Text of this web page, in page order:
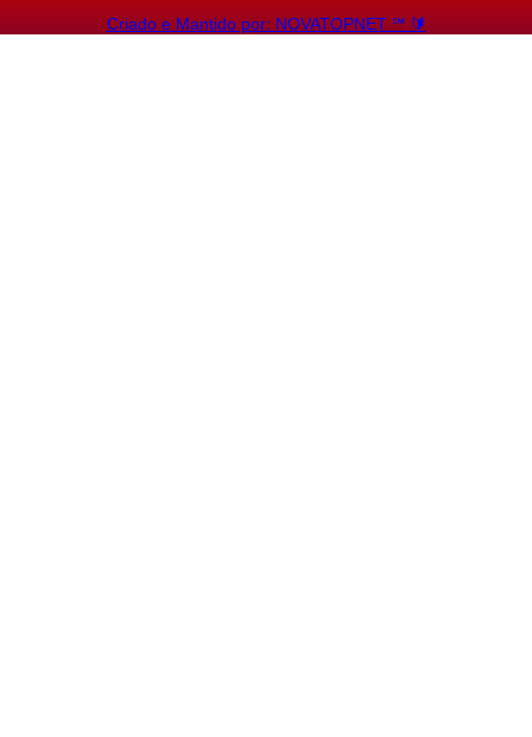
Criado e Mantido por: NOVATOPNET ℠ 🔰